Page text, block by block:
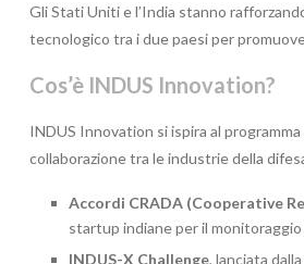
Gli Stati Uniti e l’India stanno
tecnologico tra i due paesi per
Cos’è INDUS Innovation?
INDUS Innovation si ispira al programma
collaborazione tra le industrie della
Accordi CRADA (Cooperative
startup indiane per il
INDUS-X Challenge, lanciata